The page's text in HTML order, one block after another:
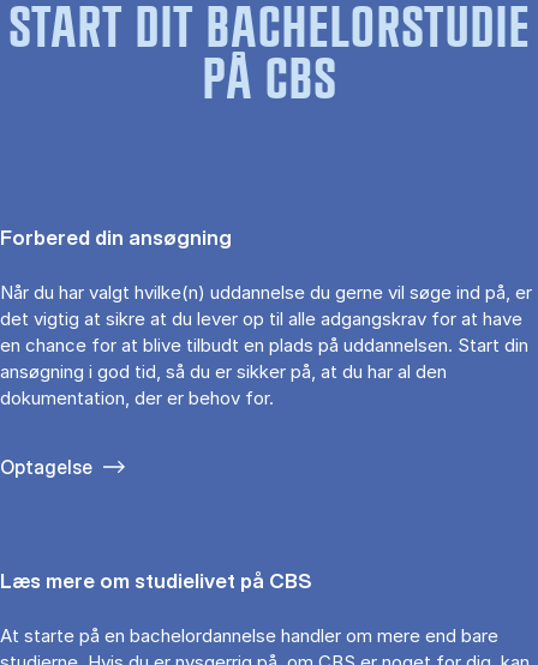
START DIT BACHELORSTUDIE
PÅ CBS
Forbered din ansøgning
Når du har valgt hvilke(n) uddannelse du gerne vil søge ind på, er
det vigtig at sikre at du lever op til alle adgangskrav for at have
en chance for at blive tilbudt en plads på uddannelsen. Start din
ansøgning i god tid, så du er sikker på, at du har al den
dokumentation, der er behov for.
Optagelse
Læs mere om studielivet på CBS
At starte på en bachelordannelse handler om mere end bare